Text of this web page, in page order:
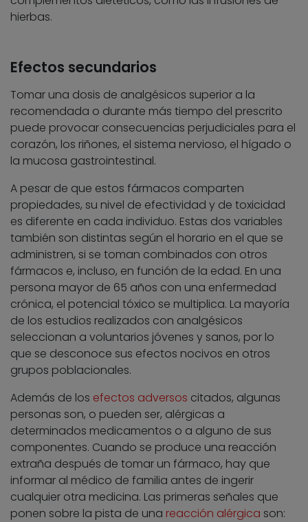
hierbas.
Efectos secundarios
Tomar una dosis de analgésicos superior a la
recomendada o durante más tiempo del prescrito
puede provocar consecuencias perjudiciales para el
corazón, los riñones, el sistema nervioso, el hígado o
la mucosa gastrointestinal.
A pesar de que estos fármacos comparten
propiedades, su nivel de efectividad y de toxicidad
es diferente en cada individuo. Estas dos variables
también son distintas según el horario en el que se
administren, si se toman combinados con otros
fármacos e, incluso, en función de la edad. En una
persona mayor de 65 años con una enfermedad
crónica, el potencial tóxico se multiplica. La mayoría
de los estudios realizados con analgésicos
seleccionan a voluntarios jóvenes y sanos, por lo
que se desconoce sus efectos nocivos en otros
grupos poblacionales.
Además de los efectos adversos citados, algunas
personas son, o pueden ser, alérgicas a
determinados medicamentos o a alguno de sus
componentes. Cuando se produce una reacción
extraña después de tomar un fármaco, hay que
informar al médico de familia antes de ingerir
cualquier otra medicina. Las primeras señales que
ponen sobre la pista de una reacción alérgica son: